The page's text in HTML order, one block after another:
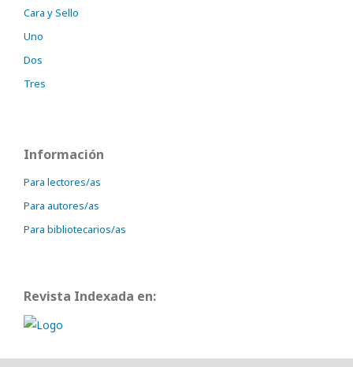
Cara y Sello
Uno
Dos
Tres
Información
Para lectores/as
Para autores/as
Para bibliotecarios/as
Revista Indexada en: